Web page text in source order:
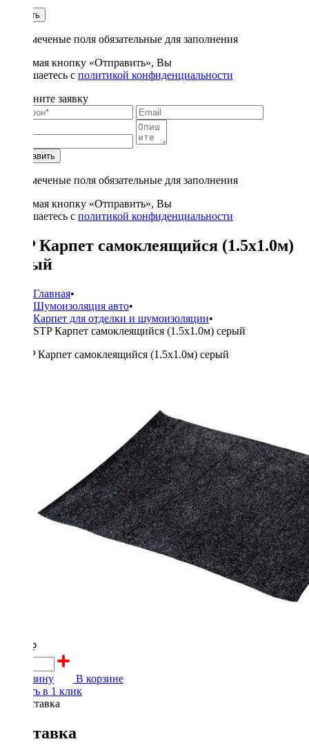
Купить
* - отмеченые поля обязательные для заполнения
Нажимая кнопку «Отправить», Вы
соглашаетесь с политикой конфиденциальности
Заполните заявку
Отправить
* - отмеченые поля обязательные для заполнения
Нажимая кнопку «Отправить», Вы
соглашаетесь с политикой конфиденциальности
STP Карпет самоклеящийся (1.5х1.0м)
серый
Главная•
Шумоизоляция авто•
Карпет для отделки и шумоизоляции•
STP Карпет самоклеящийся (1.5х1.0м) серый
1300 ₽
В корзину
В корзине
Купить в 1 клик
Доставка